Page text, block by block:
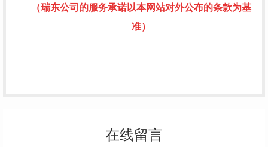
（瑞东公司的服务承诺以本网站对外公布的条款为基
准）
在线留言